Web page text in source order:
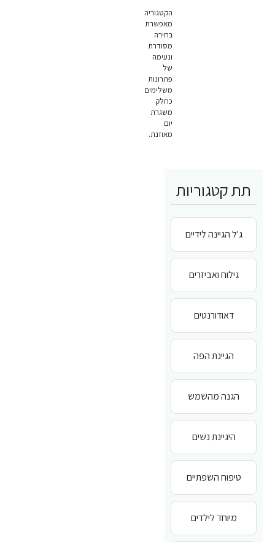
הקטגוריה
מאפשרת
בחירה
מסודרת
ונעימה
של
פתרונות
משלימים
כחלק
משגרת
יום
מאוזנת.
תת קטגוריות
ג'ל הגיינה לידיים
גילוח ואביזרים
דאודורנטים
הגיינת הפה
הגנה מהשמש
היגיינת נשים
טיפוח השפתיים
מיוחד לילדים